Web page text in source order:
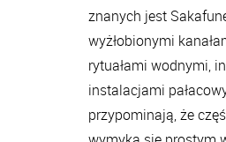
znanych jest
wyżłobionymi
rytuałami wodnymi,
instalacjami
przypominają, że